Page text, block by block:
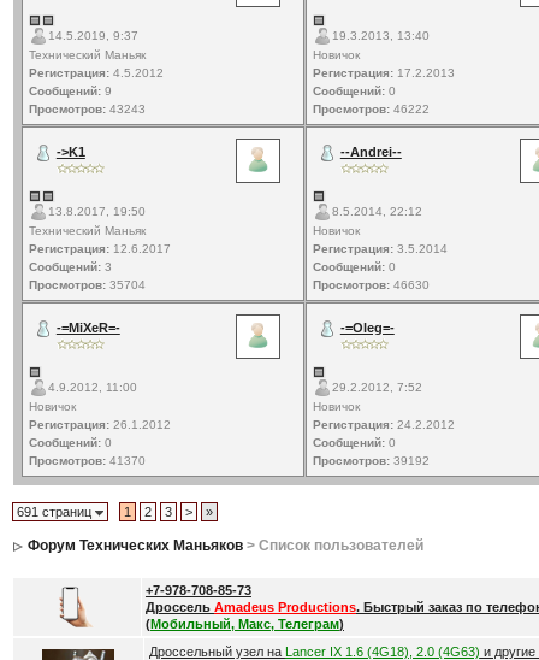
14.5.2019, 9:37
Технический Маньяк
Регистрация:4.5.2012
Сообщений:9
Просмотров:43243
19.3.2013, 13:40
Новичок
Регистрация:17.2.2013
Сообщений:0
Просмотров:46222
->K1
13.8.2017, 19:50
Технический Маньяк
Регистрация:12.6.2017
Сообщений:3
Просмотров:35704
--Andrei--
8.5.2014, 22:12
Новичок
Регистрация:3.5.2014
Сообщений:0
Просмотров:46630
-=MiXeR=-
4.9.2012, 11:00
Новичок
Регистрация:26.1.2012
Сообщений:0
Просмотров:41370
-=Oleg=-
29.2.2012, 7:52
Новичок
Регистрация:24.2.2012
Сообщений:0
Просмотров:39192
691 страниц 1 2 3 > »
Форум Технических Маньяков> Список пользователей
+7-978-708-85-73
Дроссель Amadeus Productions. Быстрый заказ по
(Мобильный, Макс, Телеграм)
Дроссельный узел на Lancer IX 1.6 (4G18), 2.0 (4G63) и